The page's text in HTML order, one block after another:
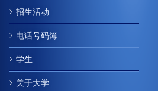
招生活动
电话号码簿
学生
关于大学